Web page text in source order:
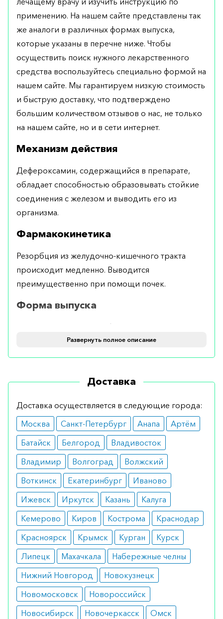
применению. На нашем сайте представлены так
же аналоги в различных формах выпуска,
которые указаны в перечне ниже. Чтобы
осуществить поиск нужного лекарственного
средства воспользуйтесь специально формой на
нашем сайте. Мы гарантируем низкую стоимость
и быструю доставку, что подтверждено
большим количеством отзывов о нас, не только
на нашем сайте, но и в сети интернет.
Механизм действия
Дефероксамин, содержащийся в препарате,
обладает способностью образовывать стойкие
соединения с железом и выводить его из
организма.
Фармакокинетика
Резорбция из желудочно-кишечного тракта
происходит медленно. Выводится
преимущественно при помощи почек.
Форма выпуска
Выпускается в виде лиофилизированного
порошка для приготовления раствора для
инъекций во флаконах по 500 мг №10.
Применение и дозировка
в 5 мл воды для инъекций. Вводится
внутримышечно по 1–2 инъекции в сутки.
Показания
нарушение обмена железа в организме;
гемосидероз, гемохроматоз.
Противопоказания
повышенная чувствительность к
компонентам.
Побочные реакции
судороги;
почечная, печеночная недостаточность;
нарушение зрения.
Как оформить заказ?
Развернуть полное описание
Доставка
Доставка осуществляется в следующие города:
Москва
Санкт-Петербург Анапа
Артём
Батайск
Белгород
Владивосток
Владимир
Волгоград
Волжский
Воткинск
Екатеринбург
Иваново
Ижевск
Иркутск Казань
Калуга
Кемерово
Киров Кострома
Краснодар
Красноярск
Крымск Курган
Курск
Липецк
Махачкала
Набережные челны
Нижний Новгород
Новокузнецк
Новомосковск
Новороссийск
Новосибирск
Новочеркасск
Омск